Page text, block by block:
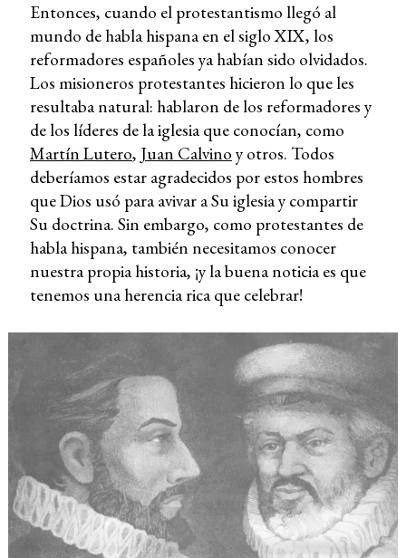
Entonces, cuando el protestantismo llegó al
mundo de habla hispana en el siglo XIX, los
reformadores españoles ya habían sido olvidados.
Los misioneros protestantes hicieron lo que les
resultaba natural: hablaron de los reformadores y
de los líderes de la iglesia que conocían, como
Martín Lutero, Juan Calvino y otros. Todos
deberíamos estar agradecidos por estos hombres
que Dios usó para avivar a Su iglesia y compartir
Su doctrina. Sin embargo, como protestantes de
habla hispana, también necesitamos conocer
nuestra propia historia, ¡y la buena noticia es que
tenemos una herencia rica que celebrar!